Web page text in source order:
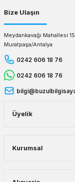
Bize Ulaşın
Meydankavağı Mahallesi
Muratpaşa/Antalya
0242 606 18 76
0242 606 18 76
Üyelik
Kurumsal